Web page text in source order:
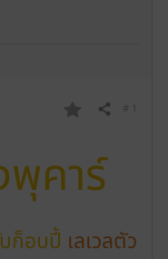
ร
า
ย
ก
แชร์ # 1
คาร์
ก็อบปี้ เลเวลตัว